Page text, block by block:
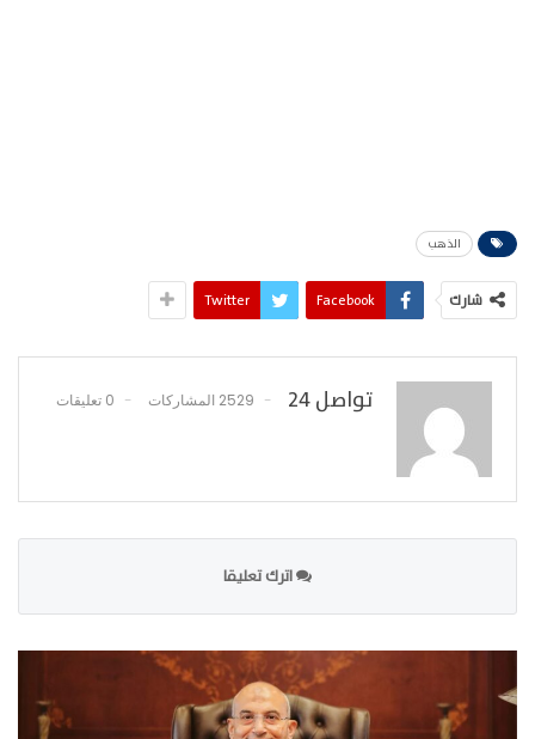
الذهب
شارك Facebook
Twitter
تواصل 24 2529 المشاركات 0 تعليقات
اترك تعليقا